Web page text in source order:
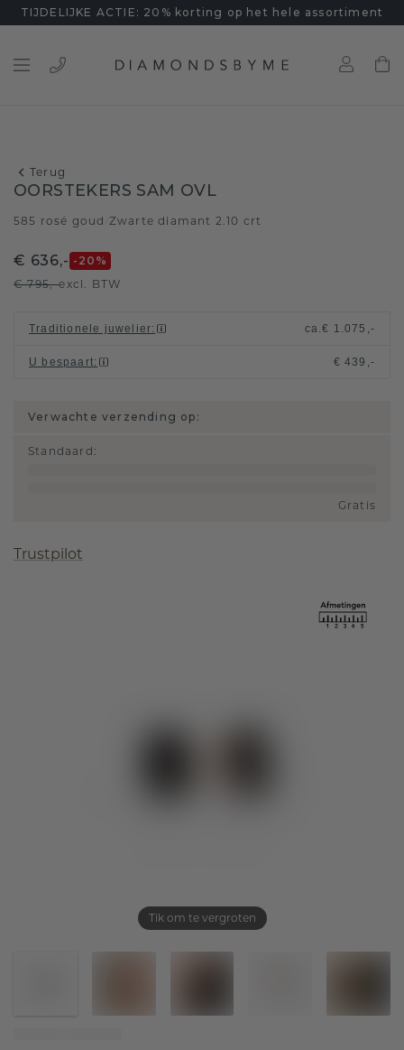
TIJDELIJKE ACTIE: 20% korting op het hele assortiment
Terug
Tik om te vergroten
OORSTEKERS SAM OVL
585 rosé goud Zwarte diamant 2.10 crt
€ 636,- -20 %
€ 795,-excl. BTW
Traditionele juwelier: ca.€ 1.075,-
U bespaart: € 439,-
Verwachte verzending op:
Standaard :
Gratis
Trustpilot